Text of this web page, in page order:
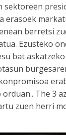
sektoreen
erasoek
berretsi
Ezusteko
bat
The 3
zuen herri